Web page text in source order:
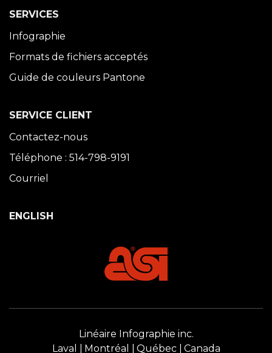
SERVICES
Infographie
Formats de fichiers acceptés
Guide de couleurs Pantone
SERVICE CLIENT
Contactez-nous
Téléphone : 514-798-9191
Courriel
ENGLISH
Linéaire Infographie inc.
Laval
Montréal Québec Canada